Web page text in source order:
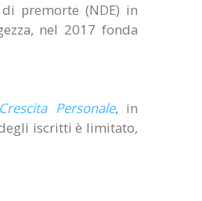
premorte (NDE) in
nel 2017 fonda
Crescita Personale, in
iscritti è limitato,